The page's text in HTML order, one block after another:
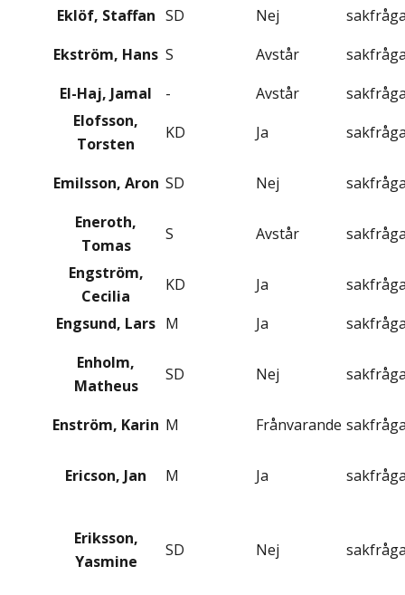
Eklöf, Staffan SD Nej
Ekström, Hans S Avstår
El-Haj, Jamal
- Avstår
Elofsson,
Torsten
KD Ja
Emilsson, Aron SD Nej
Eneroth,
Tomas
S Avstår
Engström,
Cecilia
KD Ja
Engsund, Lars M Ja
Enholm,
Matheus
SD Nej
Enström, Karin M Frånvarande
Ericson, Jan M Ja
Eriksson,
Yasmine
SD Nej